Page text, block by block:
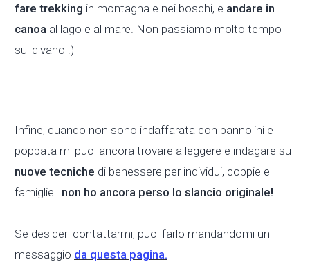
fare trekking in montagna e nei boschi, e andare in
canoa al lago e al mare. Non passiamo molto tempo
sul divano :)
Infine, quando non sono indaffarata con pannolini e
poppata mi puoi ancora trovare a leggere e indagare su
nuove tecniche di benessere per individui, coppie e
famiglie… non ho ancora perso lo slancio originale!
Se desideri contattarmi, puoi farlo mandandomi un
messaggio da questa pagina.